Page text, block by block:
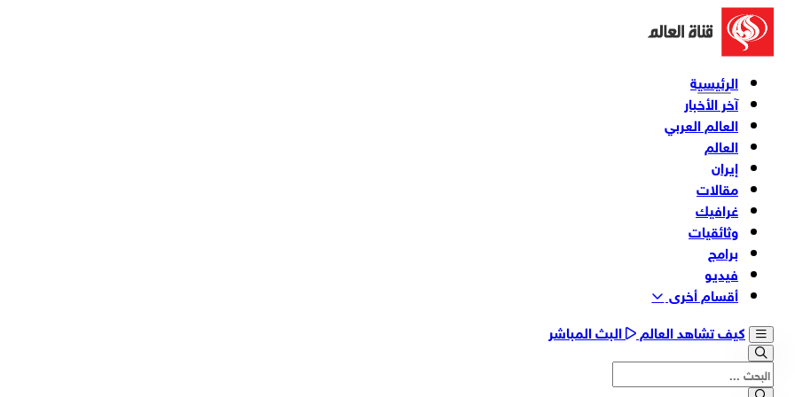
الرئيسية
آخر الأخبار
العالم العربي
العالم
إيران
مقالات
غرافيك
وثائقیات
برامج
فیدیو
أقسام أخری
كيف تشاهد العالم
البث المباشر